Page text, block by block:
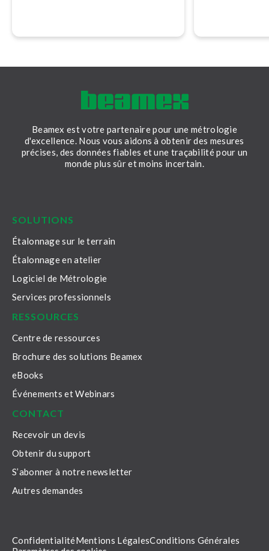
Beamex est votre partenaire pour une métrologie
d'excellence. Nous vous aidons à obtenir des mesures
précises, des données fiables et une traçabilité pour un
monde plus sûr et moins incertain.
SOLUTIONS
Étalonnage sur le terrain
Étalonnage en atelier
Logiciel de Métrologie
Services professionnels
RESSOURCES
Centre de ressources
Brochure des solutions Beamex
eBooks
Événements et Webinars
CONTACT
Recevoir un devis
Obtenir du support
S’abonner à notre newsletter
Autres demandes
ConfidentialitéMentions LégalesConditions Générales